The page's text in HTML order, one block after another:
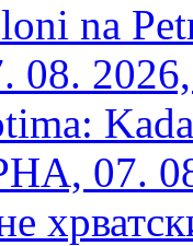
na
08.
07.